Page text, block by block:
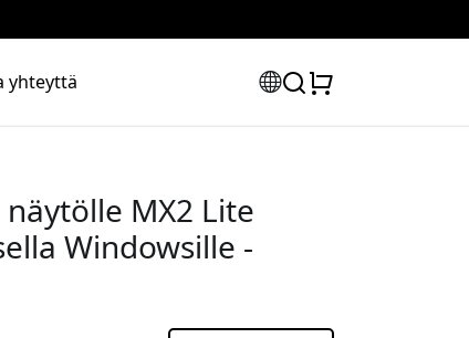
yhteyttä
näytölle MX2 Lite
Windowsille -